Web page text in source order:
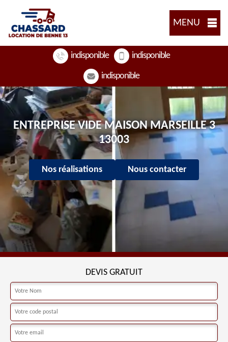
MENU
indisponible indisponible
indisponible
ENTREPRISE VIDE MAISON MARSEILLE 3
13003
Nos réalisations Nous contacter
DEVIS GRATUIT